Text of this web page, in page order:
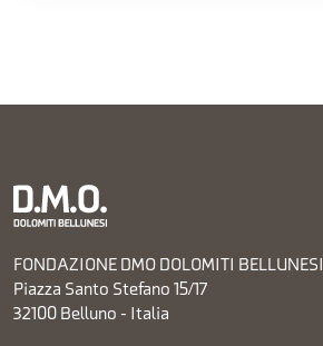
FONDAZIONE DMO DOLOMITI BELLUNESI
Piazza Santo Stefano 15/17
32100 Belluno - Italia